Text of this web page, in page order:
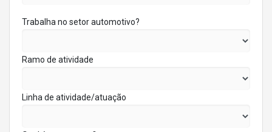
Trabalha no setor automotivo?
Ramo de atividade
Linha de atividade/atuação